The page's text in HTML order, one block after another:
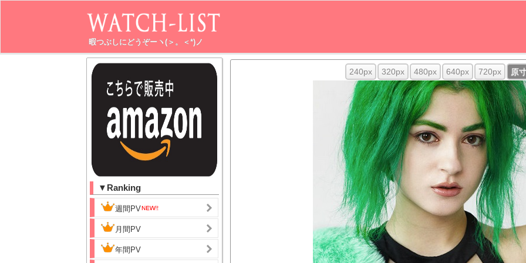
暇つぶしにどうぞーヽ(＞。＜*)ノ
▼Ranking
週間PV
月間PV
年間PV
240px 320px 480px 640px 720px 原